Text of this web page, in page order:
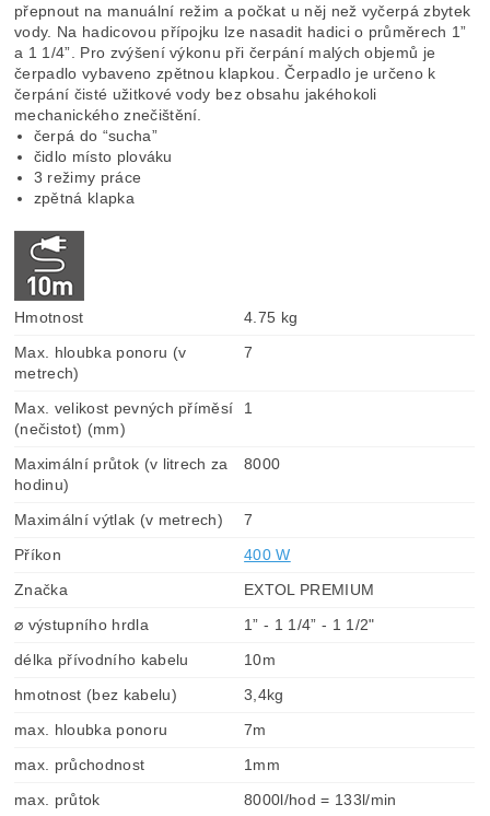
přepnout na manuální režim a počkat u něj než vyčerpá zbytek
vody. Na hadicovou přípojku lze nasadit hadici o průměrech 1”
a 1 1/4”. Pro zvýšení výkonu při čerpání malých objemů je
čerpadlo vybaveno zpětnou klapkou. Čerpadlo je určeno k
čerpání čisté užitkové vody bez obsahu jakéhokoli
mechanického znečištění.
čerpá do “sucha”
čidlo místo plováku
3 režimy práce
zpětná klapka
Hmotnost
4.75 kg
Max. hloubka ponoru (v
metrech)
7
Max. velikost pevných příměsí
(nečistot) (mm)
1
Maximální průtok (v litrech za
hodinu)
8000
Maximální výtlak (v metrech)
7
Příkon
400 W
Značka
EXTOL PREMIUM
⌀ výstupního hrdla
1” - 1 1/4” - 1 1/2"
délka přívodního kabelu
10m
hmotnost (bez kabelu)
3,4kg
max. hloubka ponoru
7m
max. průchodnost
1mm
max. průtok
8000l/hod = 133l/min